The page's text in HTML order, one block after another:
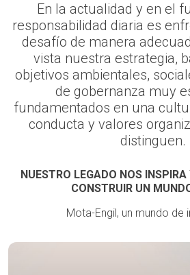
En la actualidad y en el
responsabilidad diaria es
desafío de manera
vista nuestra estrategia,
objetivos ambientales,
de gobernanza muy
fundamentados en una
conducta y valores
distinguen.
NUESTRO LEGADO NOS
CONSTRUIR UN
Mota-Engil, un mundo de